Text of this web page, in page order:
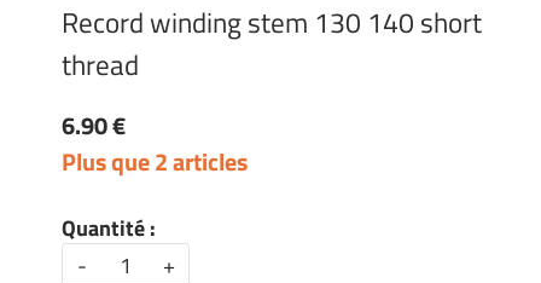
Record winding stem 130 140 short
thread
6.90 €
Plus que 2 articles
Quantité :
-
+